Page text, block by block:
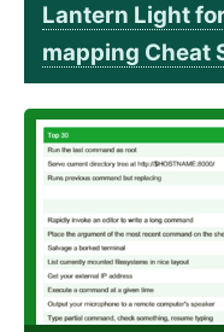
Lantern Light
mapping Cheat